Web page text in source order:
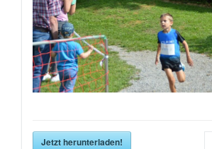
Jetzt herunterladen!